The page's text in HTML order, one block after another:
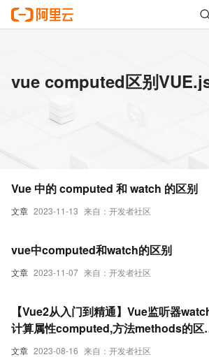
vue computed区别
文章 2023-11-13 来自：开发者社区
Vue 中的 computed 和 watch 的区别
文章 2023-11-07 来自：开发者社区
vue中computed和watch的区别
文章 2023-08-16 来自：开发者社区
【Vue2从入门到精通】Vue监听器
计算属性computed,方法methods的区
及使用场景